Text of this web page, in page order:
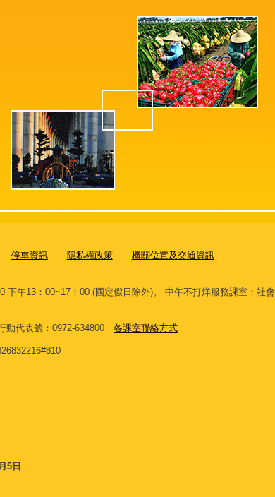
停車資訊 隱私權政策 機關位置及交通資訊
下午13：00~17：00 (國定假日除外)。 中午不打烊服務課室：社會
動代表號：0972-634800 各課室聯絡方式
5日